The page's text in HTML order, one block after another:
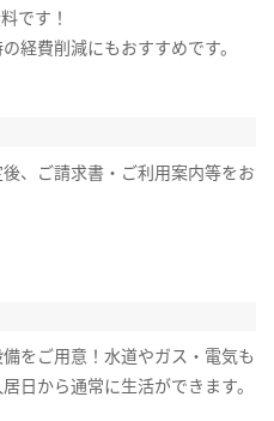
です！
経費削減にもおすすめです。
、ご請求書・ご利用案内等をお
をご用意！水道やガス・電気も
日から通常に生活ができます。